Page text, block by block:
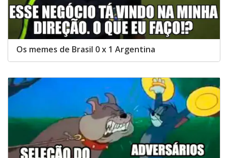
Os memes de Brasil 0 x 1 Argentina